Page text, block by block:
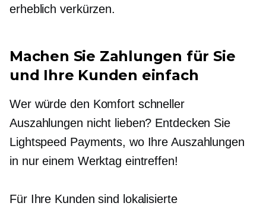
erheblich verkürzen.
Machen Sie Zahlungen für Sie
und Ihre Kunden einfach
Wer würde den Komfort schneller
Auszahlungen nicht lieben? Entdecken Sie
Lightspeed Payments, wo Ihre Auszahlungen
in nur einem Werktag eintreffen!
Für Ihre Kunden sind lokalisierte